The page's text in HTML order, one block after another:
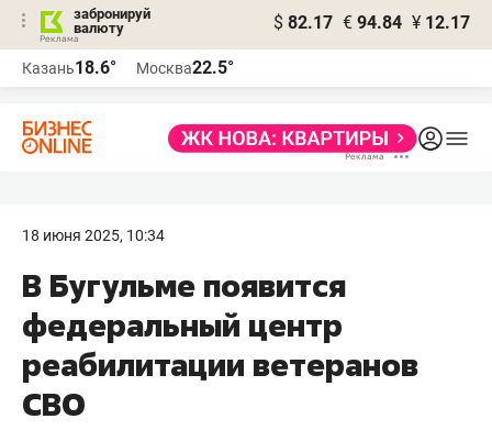
забронируй
валюту
$ 82.17 € 94.84 ¥ 12.17
Казань18.6° Москва22.5°
18 июня 2025, 10:34
В Бугульме появится
федеральный центр
реабилитации ветеранов
СВО